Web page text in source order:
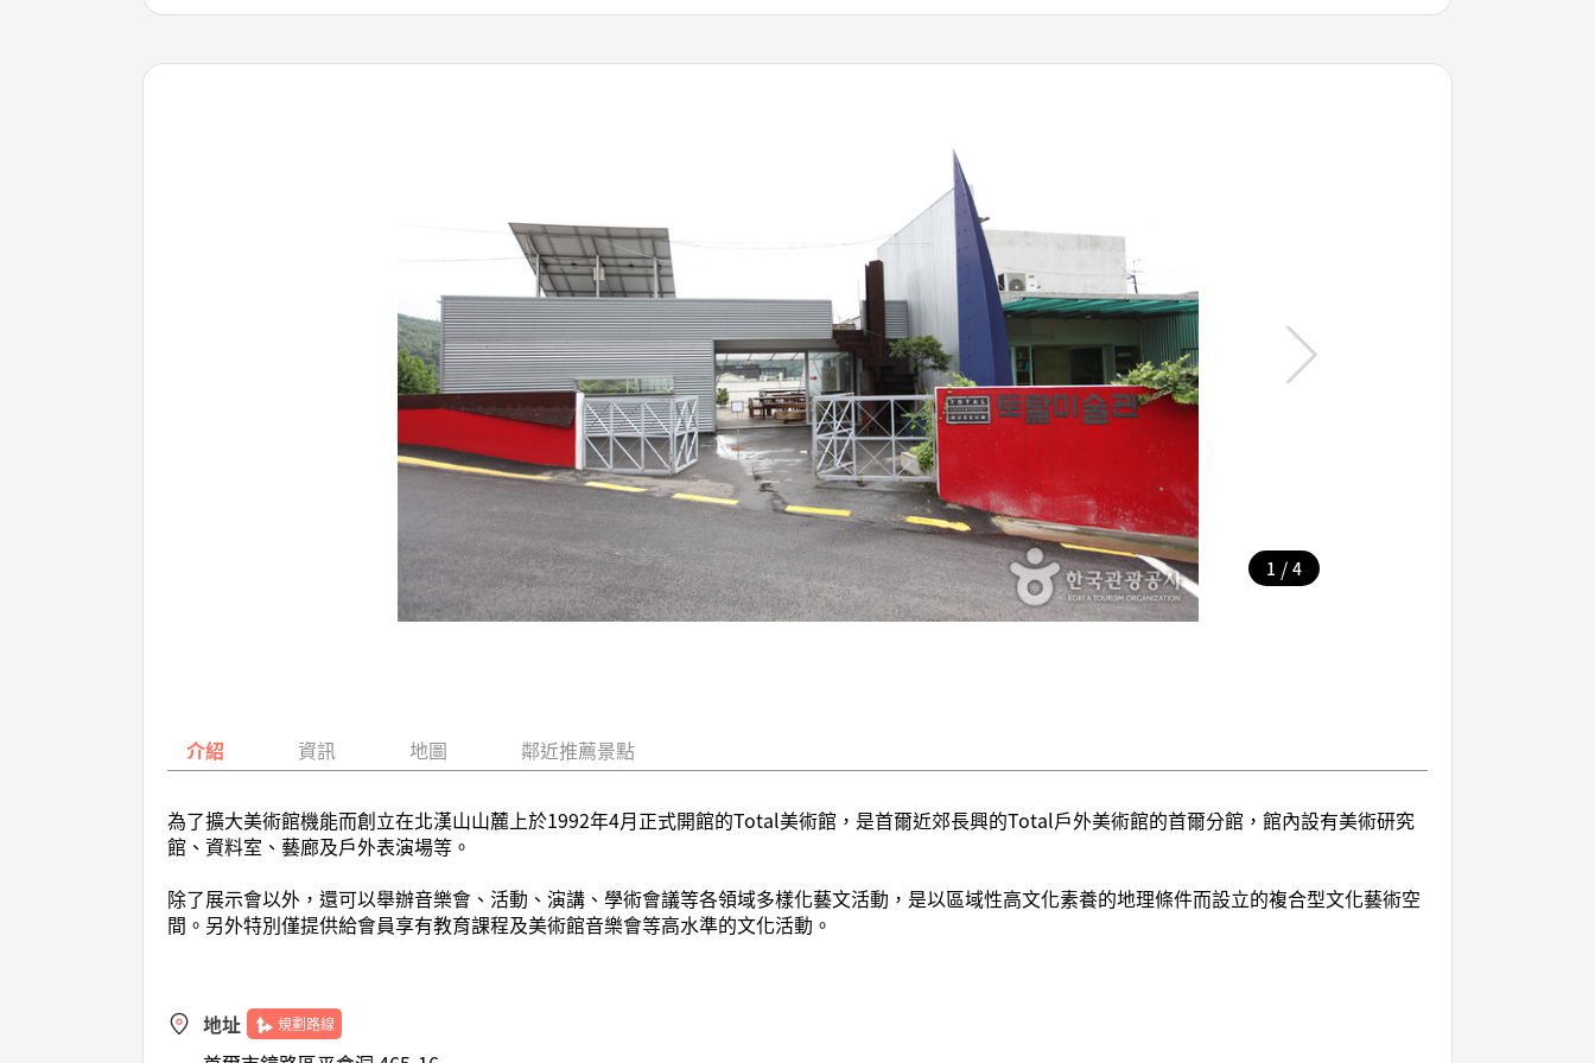
1 / 4
介紹 資訊 地圖 鄰近推薦景點
為了擴大美術館機能而創立在北漢山山麓上於1992年4月正式開館的Total美術館，是首爾近郊長興的Total戶外美術館的首爾分館，館內設有美術研究
館、資料室、藝廊及戶外表演場等。
除了展示會以外，還可以舉辦音樂會、活動、演講、學術會議等各領域多樣化藝文活動，是以區域性高文化素養的地理條件而設立的複合型文化藝術空
間。另外特別僅提供給會員享有教育課程及美術館音樂會等高水準的文化活動。
地址 規劃路線